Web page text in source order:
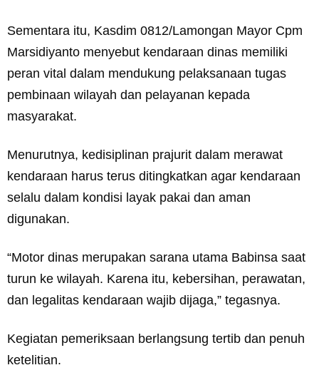
Sementara itu, Kasdim 0812/Lamongan Mayor Cpm
Marsidiyanto menyebut kendaraan dinas memiliki
peran vital dalam mendukung pelaksanaan tugas
pembinaan wilayah dan pelayanan kepada
masyarakat.
Menurutnya, kedisiplinan prajurit dalam merawat
kendaraan harus terus ditingkatkan agar kendaraan
selalu dalam kondisi layak pakai dan aman
digunakan.
“Motor dinas merupakan sarana utama Babinsa saat
turun ke wilayah. Karena itu, kebersihan, perawatan,
dan legalitas kendaraan wajib dijaga,” tegasnya.
Kegiatan pemeriksaan berlangsung tertib dan penuh
ketelitian.